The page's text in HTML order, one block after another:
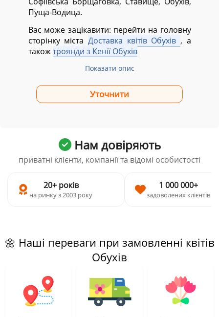
Пуща-Водица.
Вас може зацікавити: перейти на головну
сторінку міста Доставка квітів Обухів , а
такожтроянди з Кенії Обухів
Показати опис
Нам довіряють
приватні клієнти, компанії та відомі особистості
20+ років
на ринку з 2003 року
1 000 000+
задоволених клієнтів
🌼 Наші переваги при замовленні квітів
Обухів